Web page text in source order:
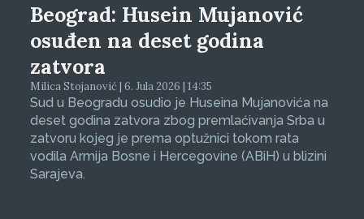
Beograd: Husein Mujanović
osuđen na deset godina
zatvora
Milica Stojanović | 6. Jula 2026 | 14:35
Sud u Beogradu osudio je Huseina Mujanovića na
deset godina zatvora zbog premlaćivanja Srba u
zatvoru kojeg je prema optužnici tokom rata
vodila Armija Bosne i Hercegovine (ABiH) u blizini
Sarajeva.